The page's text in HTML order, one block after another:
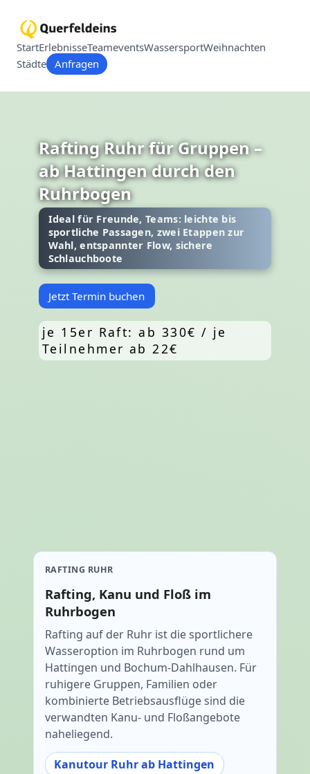
StartErlebnisseTeameventsWassersportWeihnachten
Städte Anfragen
Rafting Ruhr für Gruppen –
ab Hattingen durch den
Ruhrbogen
Ideal für Freunde, Teams: leichte bis
sportliche Passagen, zwei Etappen zur
Wahl, entspannter Flow, sichere
Schlauchboote
Jetzt Termin buchen
je 15er Raft: ab 330€ / je
Teilnehmer ab 22€
RAFTING RUHR
Rafting, Kanu und Floß im
Ruhrbogen
Rafting auf der Ruhr ist die sportlichere
Wasseroption im Ruhrbogen rund um
Hattingen und Bochum-Dahlhausen. Für
ruhigere Gruppen, Familien oder
kombinierte Betriebsausflüge sind die
verwandten Kanu- und Floßangebote
naheliegend.
Kanutour Ruhr ab Hattingen